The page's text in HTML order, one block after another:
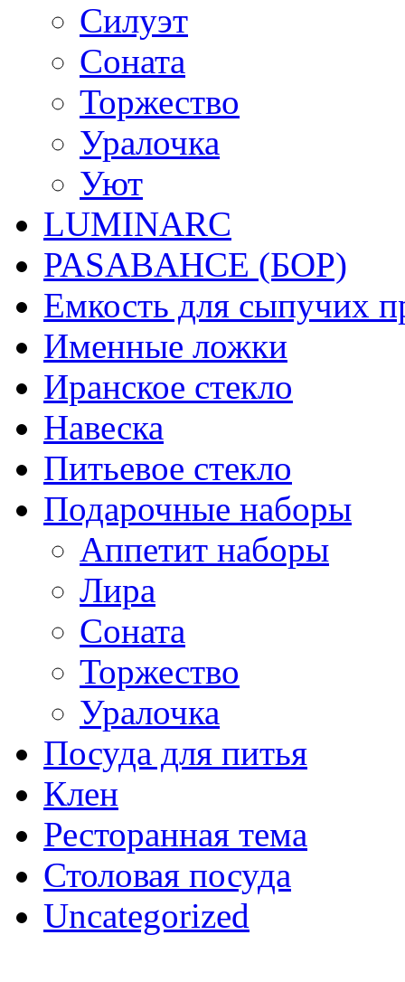
Силуэт
Соната
Торжество
Уралочка
Уют
LUMINARC
PASABAHCE (БОР)
Емкость для сыпучих
Именные ложки
Иранское стекло
Навеска
Питьевое стекло
Подарочные наборы
Аппетит наборы
Лира
Соната
Торжество
Уралочка
Посуда для питья
Клен
Ресторанная тема
Столовая посуда
Uncategorized